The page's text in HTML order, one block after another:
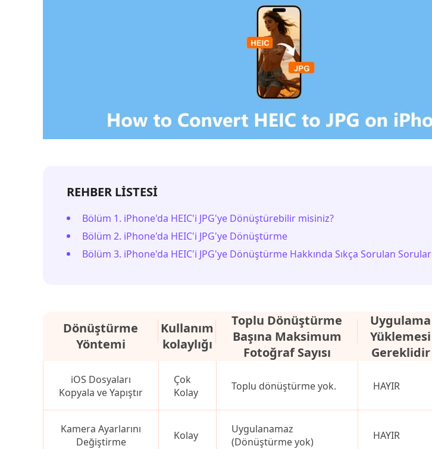
REHBER LİSTESİ
Bölüm 1. iPhone'da HEIC'i JPG'ye Dönüştürebilir misiniz?
Bölüm 2. iPhone'da HEIC'i JPG'ye Dönüştürme
Bölüm 3. iPhone'da HEIC'i JPG'ye Dönüştürme Hakkında Sıkça Sorulan Sorular
Dönüştürme
Yöntemi
Kullanım
kolaylığı
Toplu Dönüştürme
Başına Maksimum
Fotoğraf Sayısı
Uygulama
Yüklemesi
Gereklidir
iOS Dosyaları
Kopyala ve Yapıştır
Çok
Kolay
Toplu dönüştürme yok. HAYIR
Kamera Ayarlarını
Değiştirme
Kolay
Uygulanamaz
(Dönüştürme yok)
HAYIR